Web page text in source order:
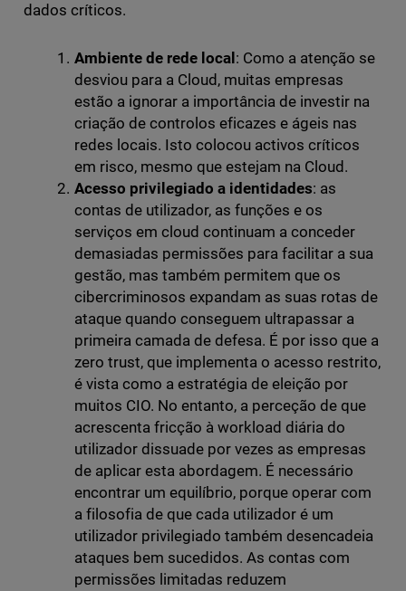
dados críticos.
Ambiente de rede local : Como a atenção se
desviou para a Cloud, muitas empresas
estão a ignorar a importância de investir na
criação de controlos eficazes e ágeis nas
redes locais. Isto colocou activos críticos
em risco, mesmo que estejam na Cloud.
Acesso privilegiado a identidades: as
contas de utilizador, as funções e os
serviços em cloud continuam a conceder
demasiadas permissões para facilitar a sua
gestão, mas também permitem que os
cibercriminosos expandam as suas rotas de
ataque quando conseguem ultrapassar a
primeira camada de defesa. É por isso que a
zero trust, que implementa o acesso restrito,
é vista como a estratégia de eleição por
muitos CIO. No entanto, a perceção de que
acrescenta fricção à workload diária do
utilizador dissuade por vezes as empresas
de aplicar esta abordagem. É necessário
encontrar um equilíbrio, porque operar com
a filosofia de que cada utilizador é um
utilizador privilegiado também desencadeia
ataques bem sucedidos. As contas com
permissões limitadas reduzem